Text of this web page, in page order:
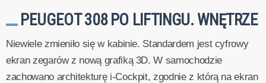
PEUGEOT 308 PO LIFTINGU. WNĘTRZE
Niewiele zmieniło się w kabinie. Standardem jest cyfrowy
ekran zegarów z nową grafiką 3D. W samochodzie
zachowano architekturę i-Cockpit, zgodnie z którą na ekran